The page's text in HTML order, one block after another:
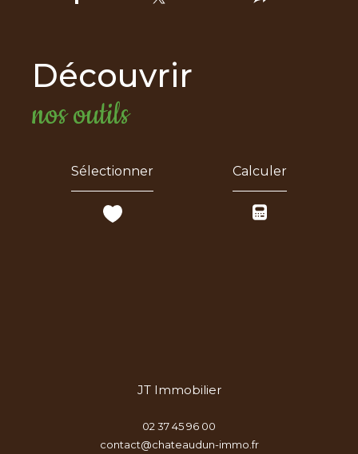
découvrir
nos outils
Sélectionner Calculer
JT Immobilier
02 37 45 96 00
contact@chateaudun-immo.fr